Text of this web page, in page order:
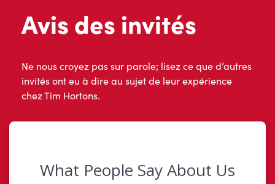
Avis des invités
Ne nous croyez pas sur parole; lisez ce que d’autres
invités ont eu à dire au sujet de leur expérience
chez Tim Hortons.